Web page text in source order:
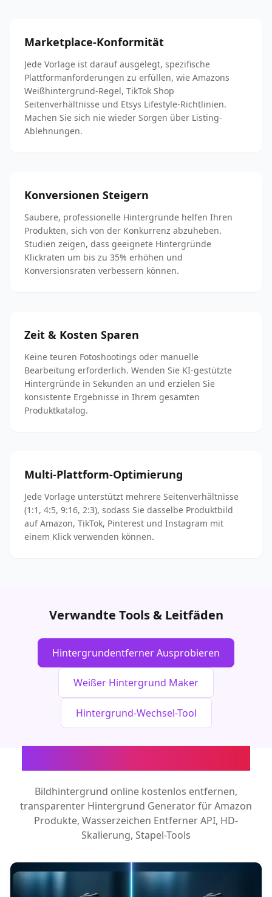
Marketplace-Konformität
Jede Vorlage ist darauf ausgelegt, spezifische
Plattformanforderungen zu erfüllen, wie Amazons
Weißhintergrund-Regel, TikTok Shop
Seitenverhältnisse und Etsys Lifestyle-Richtlinien.
Machen Sie sich nie wieder Sorgen über Listing-
Ablehnungen.
Konversionen Steigern
Saubere, professionelle Hintergründe helfen Ihren
Produkten, sich von der Konkurrenz abzuheben.
Studien zeigen, dass geeignete Hintergründe
Klickraten um bis zu 35% erhöhen und
Konversionsraten verbessern können.
Zeit & Kosten Sparen
Keine teuren Fotoshootings oder manuelle
Bearbeitung erforderlich. Wenden Sie KI-gestützte
Hintergründe in Sekunden an und erzielen Sie
konsistente Ergebnisse in Ihrem gesamten
Produktkatalog.
Multi-Plattform-Optimierung
Jede Vorlage unterstützt mehrere Seitenverhältnisse
(1:1, 4:5, 9:16, 2:3), sodass Sie dasselbe Produktbild
auf Amazon, TikTok, Pinterest und Instagram mit
einem Klick verwenden können.
Verwandte Tools & Leitfäden
Hintergrundentferner Ausprobieren
Weißer Hintergrund Maker
Hintergrund-Wechsel-Tool
Bildhintergrund online kostenlos entfernen,
transparenter Hintergrund Generator für Amazon
Produkte, Wasserzeichen Entferner API, HD-
Skalierung, Stapel-Tools